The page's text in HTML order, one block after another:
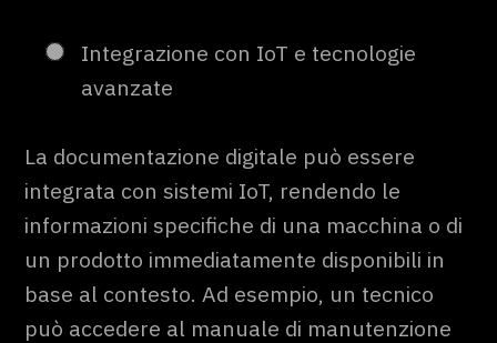
Integrazione con IoT e tecnologie
avanzate
La documentazione digitale può essere
integrata con sistemi IoT, rendendo le
informazioni specifiche di una macchina o di
un prodotto immediatamente disponibili in
base al contesto. Ad esempio, un tecnico
può accedere al manuale di manutenzione